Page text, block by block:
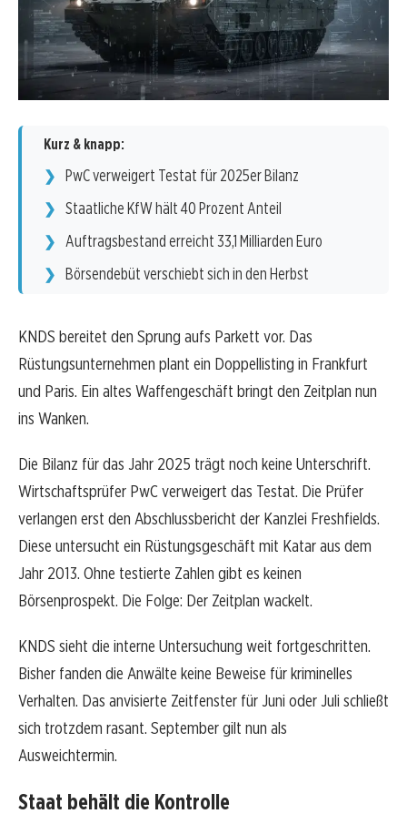
Kurz & knapp:
PwC verweigert Testat für 2025er Bilanz
Staatliche KfW hält 40 Prozent Anteil
Auftragsbestand erreicht 33,1 Milliarden Euro
Börsendebüt verschiebt sich in den Herbst
KNDS bereitet den Sprung aufs Parkett vor. Das
Rüstungsunternehmen plant ein Doppellisting in Frankfurt
und Paris. Ein altes Waffengeschäft bringt den Zeitplan nun
ins Wanken.
Die Bilanz für das Jahr 2025 trägt noch keine Unterschrift.
Wirtschaftsprüfer PwC verweigert das Testat. Die Prüfer
verlangen erst den Abschlussbericht der Kanzlei Freshfields.
Diese untersucht ein Rüstungsgeschäft mit Katar aus dem
Jahr 2013. Ohne testierte Zahlen gibt es keinen
Börsenprospekt. Die Folge: Der Zeitplan wackelt.
KNDS sieht die interne Untersuchung weit fortgeschritten.
Bisher fanden die Anwälte keine Beweise für kriminelles
Verhalten. Das anvisierte Zeitfenster für Juni oder Juli schließt
sich trotzdem rasant. September gilt nun als
Ausweichtermin.
Staat behält die Kontrolle